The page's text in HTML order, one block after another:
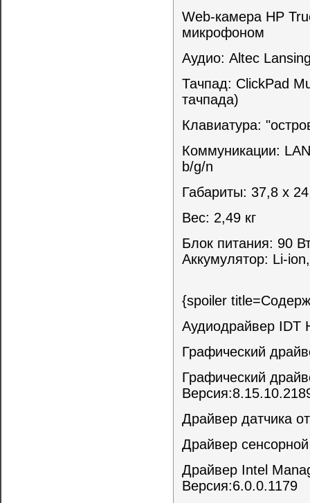
Web-камера HP
микрофоном
Аудио: Altec
Тачпад: ClickPad
тачпада)
Клавиатура:
Коммуникации:
b/g/n
Габариты: 37,8 x
Вес: 2,49 кг
Блок питания: 90
Аккумулятор: Li-
{spoiler
Аудиодрайвер IDT
Графический
Графический
Драйвер датчика
Драйвер
Драйвер Intel
Версия:6.0.0.1179